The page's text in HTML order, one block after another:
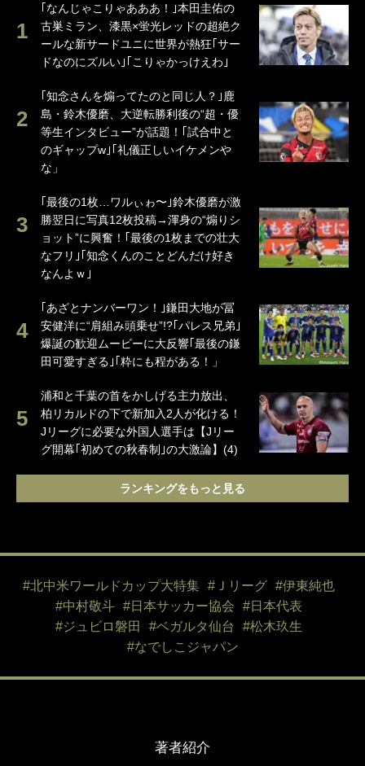
｢なんじゃこりゃあああ！｣本田圭佑の
古巣ミラン、漆黒×蛍光レッドの超絶ク
ールな新サードユニに世界が熱狂｢サー
ドなのにズルい｣｢こりゃかっけえわ｣
｢知念さんを煽ってたのと同じ人？｣鹿
島・鈴木優磨、大逆転勝利後の“超・優
等生インタビュー”が話題！｢試合中と
のギャップw｣｢礼儀正しいイケメンや
な」
｢最後の1枚…ワルぃゎ〜｣鈴木優磨が激
勝翌日に写真12枚投稿→渾身の“煽りシ
ョット”に興奮！｢最後の1枚までの壮大
なフリ｣｢知念くんのことどんだけ好き
なんよｗ｣
｢あざとナンバーワン！｣鎌田大地が冨
安健洋に“肩組み頭乗せ”!?｢パレス兄弟｣
爆誕の歓迎ムービーに大反響｢最後の鎌
田可愛すぎる｣｢粋にも程がある！」
浦和と千葉の首をかしげる主力放出、
柏リカルドの下で新加入2人が化ける！
Jリーグに必要な外国人選手は【Jリー
グ開幕｢初めての秋春制｣の大激論】(4)
ランキングをもっと見る
#北中米ワールドカップ大特集 #Ｊリーグ
#伊東純也
#中村敬斗
#日本サッカー協会
#日本代表
#ジュビロ磐田
#ベガルタ仙台
#松木玖生
#なでしこジャパン
著者紹介